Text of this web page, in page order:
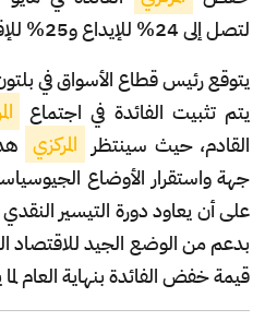
لتصل إلى 24% للإيداع و25% للإقراض.
يتوقع رئيس قطاع الأسواق في
يتم تثبيت الفائدة في اجتماع
القادم، حيث سينتظر المركزي
جهة واستقرار الأوضاع
على أن يعاود دورة التيسير
بدعم من الوضع الجيد
قيمة خفض الفائدة بنهاية العام لما يتراوح